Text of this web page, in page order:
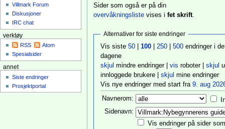
Sider som også er på din
overvåkningsliste vises ifet skrift.
Alternativer for siste endringer
Vis siste50 |100 |250 |500 endringer i
dagene
skjul mindre endringer |vis roboter |skjul
innloggede brukere |skjul mine endringer
Vis nye endringer med start fra9. aug
Navnerom:
Sidenavn:
Vis endringer på sider
Villmark Forum
Diskusjoner
IRC chat
verktøy
RSS
Atom
Spesialsider
annet
Siste endringer
Prosjektportal